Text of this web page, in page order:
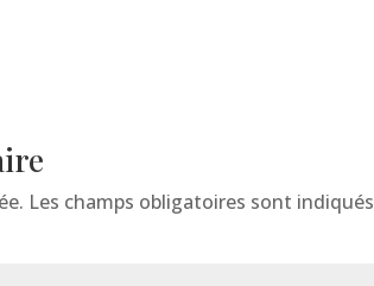
Les champs obligatoires sont indiqués